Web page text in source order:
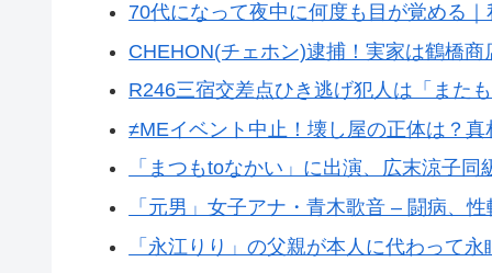
70代になって夜中に何度も目が覚める
CHEHON(チェホン)逮捕！実家は鶴橋
R246三宿交差点ひき逃げ犯人は「また
≠MEイベント中止！壊し屋の正体は？
「まつもtoなかい」に出演、広末涼子
「元男」女子アナ・青木歌音 – 闘病、
「永江りり」の父親が本人に代わって